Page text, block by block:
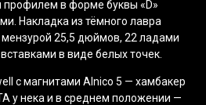
профилем в форме буквы «D»
Накладка из тёмного лавра
25,5 дюймов, 22 ладами
в виде белых точек.
с магнитами Alnico 5 — хамбакер
у нека и в среднем положении —